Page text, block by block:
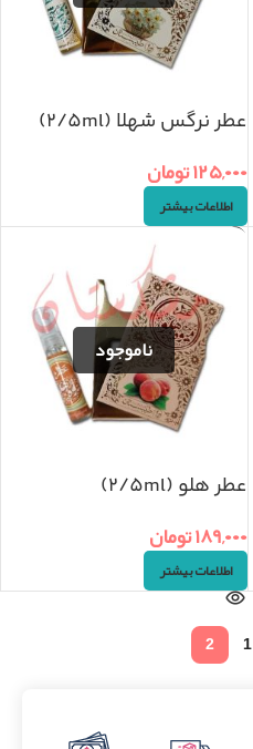
عطر نرگس شهلا (2/5ml)
۱۲۵,۰۰۰تومان
اطلاعات بیشتر
عطر هلو (2/5ml)
۱۸۹,۰۰۰تومان
اطلاعات بیشتر
1
2